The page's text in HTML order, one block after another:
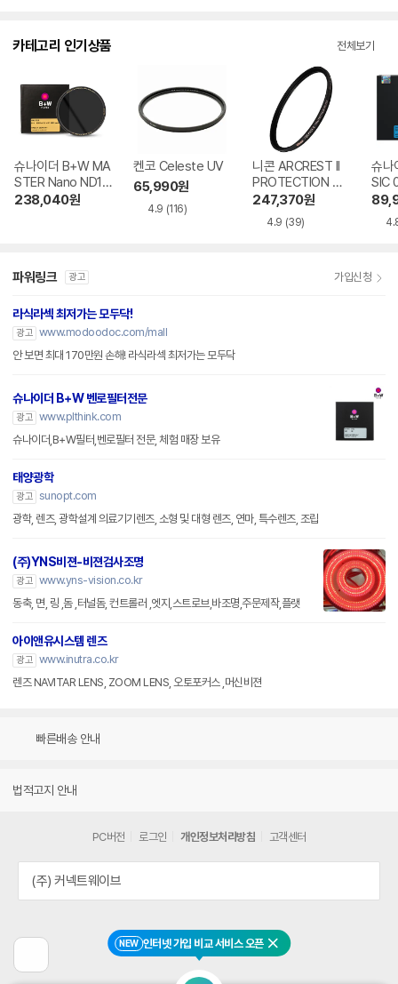
NEW 인터넷 가입 비교 서비스 오픈 닫기
카테고리 인기상품 전체보기
슈나이더 B+W MA
STER Nano ND10
00x 렌즈필터
238,040원
켄코 Celeste UV
65,990원
4.9 (116)
니콘 ARCREST II
PROTECTION 렌
즈필터
247,370원
4.9 (39)
슈나
SIC
파워링크 광고 가입신청
라식라섹 최저가는 모두닥!
광고 www.modoodoc.com/mall
안 보면 최대 170만원 손해! 라식라섹 최저가는 모두닥
슈나이더 B+W 벤로필터전문
광고 www.plthink.com
슈나이더,B+W필터,벤로필터 전문, 체험 매장 보유
태양광학
광고 sunopt.com
광학, 렌즈, 광학설계 의료기기렌즈, 소형 및 대형 렌즈, 연마, 특수렌즈, 조립
(주)YNS비젼-비젼검사조명
광고 www.yns-vision.co.kr
동축, 면, 링 ,돔 ,터널돔, 컨트롤러 ,엣지,스트로브,바조명,주문제작,플랫
아이앤유시스템 렌즈
광고 www.inutra.co.kr
렌즈 NAVITAR LENS, ZOOM LENS, 오토포커스 ,머신비젼
빠른배송 안내
법적고지 안내
전
PC버전 로그인 개인정보처리방침 고객센터
(주) 커넥트웨이브